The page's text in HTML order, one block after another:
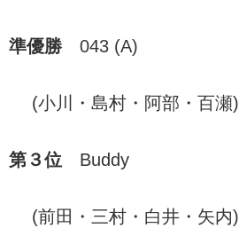
準優勝043 (A)
(小川・島村・阿部・百瀬)
第３位 Buddy
(前田・三村・白井・矢内)